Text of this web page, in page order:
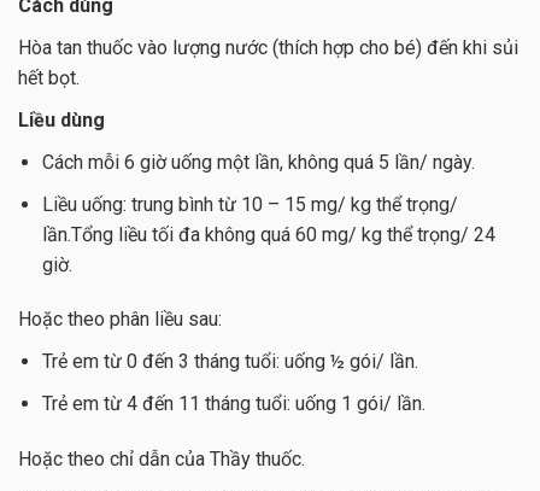
Cách dùng
Hòa tan thuốc vào lượng nước (thích hợp cho bé) đến khi sủi
hết bọt.
Liều dùng
Cách mỗi 6 giờ uống một lần, không quá 5 lần/ ngày.
Liều uống: trung bình từ 10 – 15 mg/ kg thể trọng/
lần.Tổng liều tối đa không quá 60 mg/ kg thể trọng/ 24
giờ.
Hoặc theo phân liều sau:
Trẻ em từ 0 đến 3 tháng tuổi: uống ½ gói/ lần.
Trẻ em từ 4 đến 11 tháng tuổi: uống 1 gói/ lần.
Hoặc theo chỉ dẫn của Thầy thuốc.